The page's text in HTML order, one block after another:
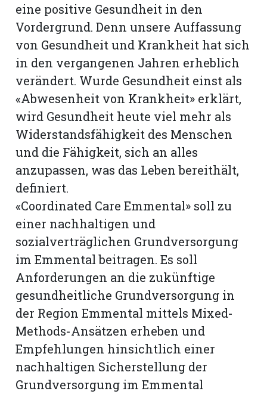
eine positive Gesundheit in den
Vordergrund. Denn unsere Auffassung
von Gesundheit und Krankheit hat sich
in den vergangenen Jahren erheblich
verändert. Wurde Gesundheit einst als
«Abwesenheit von Krankheit» erklärt,
wird Gesundheit heute viel mehr als
Widerstandsfähigkeit des Menschen
und die Fähigkeit, sich an alles
anzupassen, was das Leben bereithält,
definiert.
«Coordinated Care Emmental» soll zu
einer nachhaltigen und
sozialverträglichen Grundversorgung
im Emmental beitragen. Es soll
Anforderungen an die zukünftige
gesundheitliche Grundversorgung in
der Region Emmental mittels Mixed-
Methods-Ansätzen erheben und
Empfehlungen hinsichtlich einer
nachhaltigen Sicherstellung der
Grundversorgung im Emmental